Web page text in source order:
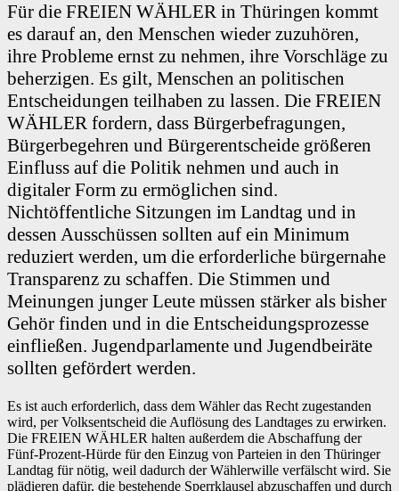
Für die FREIEN WÄHLER in Thüringen kommt
es darauf an, den Menschen wieder zuzuhören,
ihre Probleme ernst zu nehmen, ihre Vorschläge zu
beherzigen. Es gilt, Menschen an politischen
Entscheidungen teilhaben zu lassen. Die FREIEN
WÄHLER fordern, dass Bürgerbefragungen,
Bürgerbegehren und Bürgerentscheide größeren
Einfluss auf die Politik nehmen und auch in
digitaler Form zu ermöglichen sind.
Nichtöffentliche Sitzungen im Landtag und in
dessen Ausschüssen sollten auf ein Minimum
reduziert werden, um die erforderliche bürgernahe
Transparenz zu schaffen. Die Stimmen und
Meinungen junger Leute müssen stärker als bisher
Gehör finden und in die Entscheidungsprozesse
einfließen. Jugendparlamente und Jugendbeiräte
sollten gefördert werden.
Es ist auch erforderlich, dass dem Wähler das Recht zugestanden
wird, per Volksentscheid die Auflösung des Landtages zu erwirken.
Die FREIEN WÄHLER halten außerdem die Abschaffung der
Fünf-Prozent-Hürde für den Einzug von Parteien in den Thüringer
Landtag für nötig, weil dadurch der Wählerwille verfälscht wird. Sie
plädieren dafür, die bestehende Sperrklausel abzuschaffen und durch